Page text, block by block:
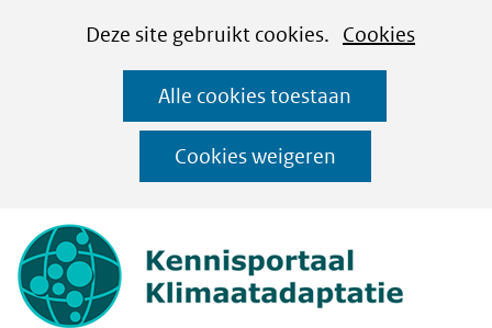
CookiesDeze site gebruikt cookies. Cookies
op
deze
website
Alle cookies toestaan
Cookies weigeren
Ga
naar
de
inhoud